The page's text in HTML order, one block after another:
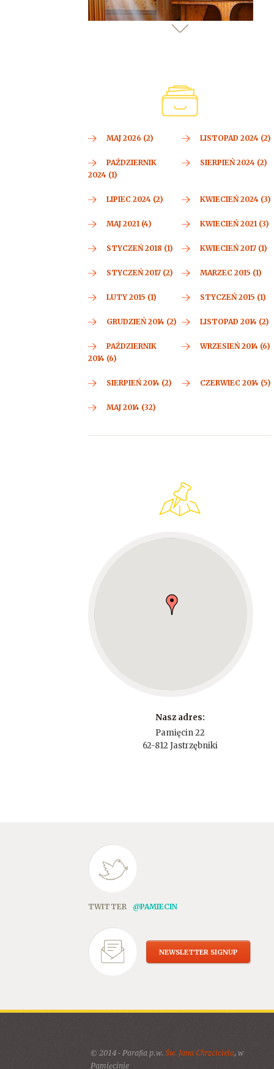
MAJ 2026 (2) LISTOPAD 2024 (2)
PAŹDZIERNIK
2024 (1)
SIERPIEŃ 2024 (2)
LIPIEC 2024 (2) KWIECIEŃ 2024 (3)
MAJ 2021 (4) KWIECIEŃ 2021 (3)
STYCZEŃ 2018 (1) KWIECIEŃ 2017 (1)
STYCZEŃ 2017 (2) MARZEC 2015 (1)
LUTY 2015 (1) STYCZEŃ 2015 (1)
GRUDZIEŃ 2014 (2) LISTOPAD 2014 (2)
PAŹDZIERNIK
2014 (6)
WRZESIEŃ 2014 (6)
SIERPIEŃ 2014 (2) CZERWIEC 2014 (5)
MAJ 2014 (32)
Nasz adres:
Pamięcin 22
62-812 Jastrzębniki
TWITTER @PAMIECIN
NEWSLETTER SIGNUP
© 2014 - Parafia p.w. Św. Jana Chrzciciela, w
Pamięcinie